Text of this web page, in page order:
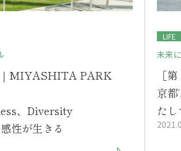
｜MIYASHITA PARK
、Diversity
性が生きる
LIFE
未来
［
京都
た